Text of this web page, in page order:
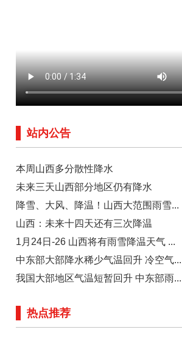
站内公告
本周山西多分散性降水
未来三天山西部分地区仍有降水
降雪、大风、降温！山西大范围雨雪...
山西：未来十四天还有三次降温
1月24日-26 山西将有雨雪降温天气 ...
中东部大部降水稀少气温回升 冷空气...
我国大部地区气温短暂回升 中东部雨...
热点推荐